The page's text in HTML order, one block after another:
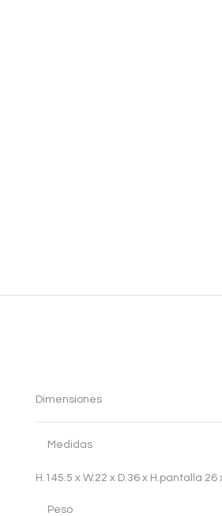
Dimensiones
Medidas
H.145.5 x W.22 x D.36 x H.pantalla
Peso